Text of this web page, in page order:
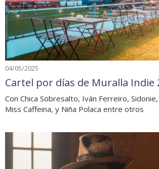
04/05/2025
Cartel por días de Muralla Indie
Con Chica Sobresalto, Iván Ferreiro,
Miss Caffeina, y Niña Polaca entre otros